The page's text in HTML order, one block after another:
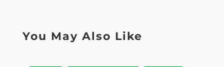
You May Also Like